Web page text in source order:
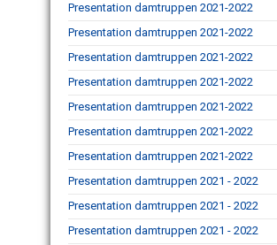
Presentation damtruppen 2021-2022
Presentation damtruppen 2021-2022
Presentation damtruppen 2021-2022
Presentation damtruppen 2021-2022
Presentation damtruppen 2021-2022
Presentation damtruppen 2021-2022
Presentation damtruppen 2021-2022
Presentation damtruppen 2021 - 2022
Presentation damtruppen 2021 - 2022
Presentation damtruppen 2021 - 2022